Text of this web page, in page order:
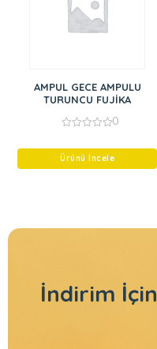
AMPUL GECE AMPULU
TURUNCU FUJİKA
of
0
Ürünü İncele
İndirim İçin